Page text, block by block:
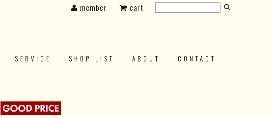
SERVICE SHOP LIST ABOUT CONTACT
member cart